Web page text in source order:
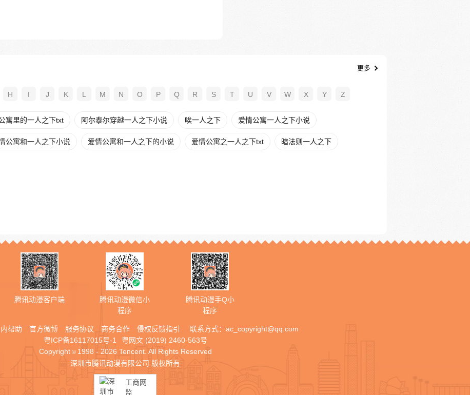
更多
H I J K L M N O P Q R S T U V W X Y Z
寓里的一人之下txt 阿尔泰尔穿越一人之下小说 唉一人之下 爱情公寓一人之下小说
公寓和一人之下小说 爱情公寓和一人之下的小说 爱情公寓之一人之下txt 暗法则一人之下
腾讯动漫客户端
腾讯动漫微信小
程序
腾讯动漫手Q小
程序
帮助 官方微博 服务协议 商务合作 侵权反馈指引 联系方式： ac_copyright@qq.com
粤ICP备16117015号-1
粤网文 (2019) 2460-563号
Copyright © 1998 - 2026 Tencent. All Rights Reserved
深圳市腾讯动漫有限公司 版权所有
工商网
监